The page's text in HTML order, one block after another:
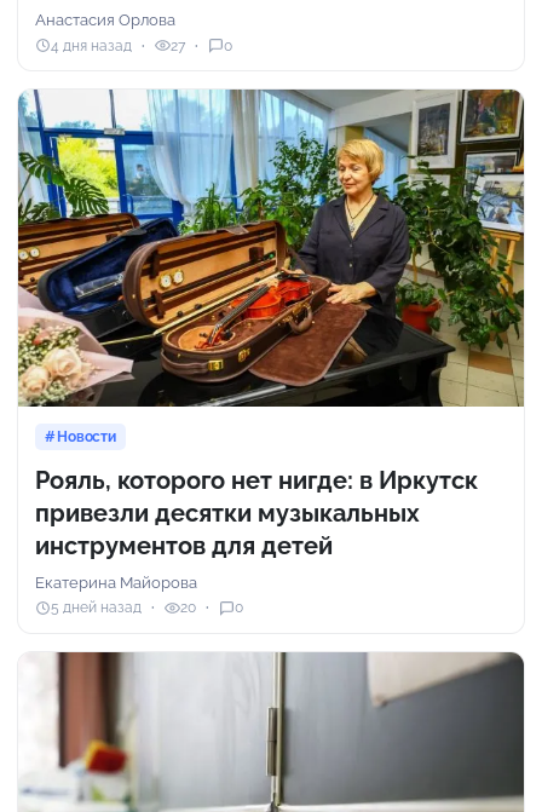
Анастасия Орлова
4 дня назад 27 0
Новости
Рояль, которого нет нигде: в Иркутск
привезли десятки музыкальных
инструментов для детей
Екатерина Майорова
5 дней назад 20 0